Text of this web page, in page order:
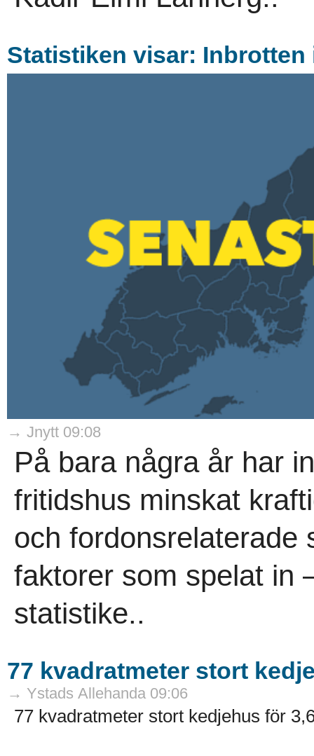
Statistiken visar:
→ Jnytt 09:08
På bara några år har
fritidshus minskat
och fordonsrelaterade
faktorer som spelat in
statistike..
77 kvadratmeter stort
→ Ystads Allehanda 09:06
77 kvadratmeter stort kedjehus för